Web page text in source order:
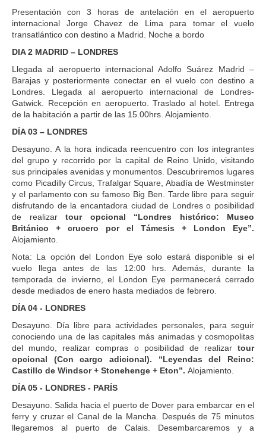
Presentación con 3 horas de antelación en el aeropuerto
internacional Jorge Chavez de Lima para tomar el vuelo
transatlántico con destino a Madrid. Noche a bordo
DIA 2 MADRID – LONDRES
Llegada al aeropuerto internacional Adolfo Suárez Madrid –
Barajas y posteriormente conectar en el vuelo con destino a
Londres. Llegada al aeropuerto internacional de Londres-
Gatwick. Recepción en aeropuerto. Traslado al hotel. Entrega
de la habitación a partir de las 15.00hrs. Alojamiento.
DÍA 03 – LONDRES
Desayuno. A la hora indicada reencuentro con los integrantes
del grupo y recorrido por la capital de Reino Unido, visitando
sus principales avenidas y monumentos. Descubriremos lugares
como Picadilly Circus, Trafalgar Square, Abadía de Westminster
y el parlamento con su famoso Big Ben. Tarde libre para seguir
disfrutando de la encantadora ciudad de Londres o posibilidad
de realizartour opcional “Londres histórico: Museo
Británico + crucero por el Támesis + London Eye”.
Alojamiento.
Nota: La opción del London Eye solo estará disponible si el
vuelo llega antes de las 12:00 hrs. Además, durante la
temporada de invierno, el London Eye permanecerá cerrado
desde mediados de enero hasta mediados de febrero.
DÍA 04 - LONDRES
Desayuno. Día libre para actividades personales, para seguir
conociendo una de las capitales más animadas y cosmopolitas
del mundo, realizar compras o posibilidad de realizar tour
opcional (Con cargo adicional). “Leyendas del Reino:
Castillo de Windsor + Stonehenge + Eton”. Alojamiento.
DÍA 05 - LONDRES - PARÍS
Desayuno. Salida hacia el puerto de Dover para embarcar en el
ferry y cruzar el Canal de la Mancha. Después de 75 minutos
llegaremos al puerto de Calais. Desembarcaremos y a